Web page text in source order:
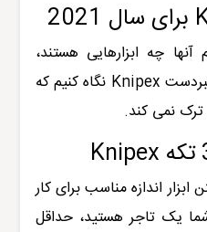
چه ابزارهایی هستند،
بیایید به 10 مجموعه برتر انبردست Knipex نگاه کنیم که
نمی کند.
اندازه مناسب برای کار
یک تاجر هستید، حداقل